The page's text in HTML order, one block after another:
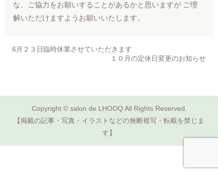
な、ご協力をお願いすることがあるかと思いますが ご理
解いただけますようお願いいたします。
6月２３日臨時休業させていただきます
１０月の定休日変更のお知らせ
Copyright © salon de LHOOQ All Rights Reserved.
【掲載の記事・写真・イラストなどの無断複写・転載を禁じま
す】